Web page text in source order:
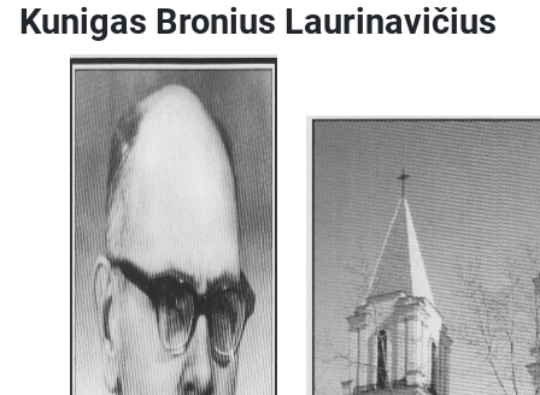
Kunigas Bronius Laurinavičius